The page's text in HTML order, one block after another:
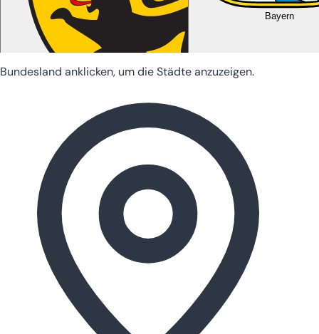
Baden-Württemberg
Bayern
Bundesland anklicken, um die Städte anzuzeigen.